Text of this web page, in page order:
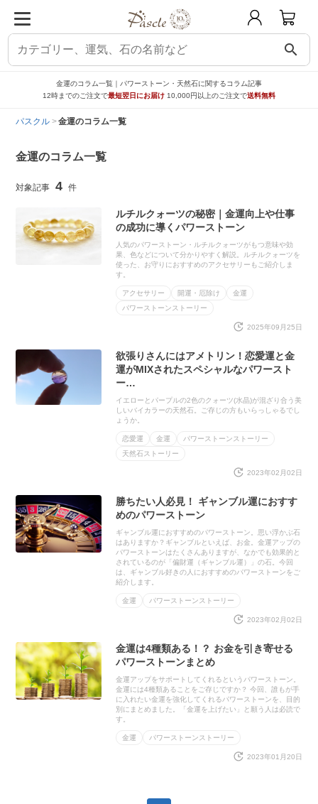
search
金運のコラム一覧｜パワーストーン・天然石に関するコラム記事
12時までのご注文で最短翌日にお届け 10,000円以上のご注文で送料無料
パスクル 金運のコラム一覧
金運のコラム一覧
4
ルチルクォーツの秘密｜金運向上や仕事
の成功に導くパワーストーン
人気のパワーストーン・ルチルクォーツがもつ意味や効
果、色などについて分かりやすく解説。ルチルクォーツを
使った、お守りにおすすめのアクセサリーもご紹介しま
す。
アクセサリー 開運・厄除け
金運
パワーストーンストーリー
2025年09月25日
欲張りさんにはアメトリン！恋愛運と金
運がMIXされたスペシャルなパワースト
ー…
イエローとパープルの2色のクォーツ(水晶)が混ざり合う美
しいバイカラーの天然石。ご存じの方もいらっしゃるでし
ょうか。
恋愛運 金運
パワーストーンストーリー
天然石ストーリー
2023年02月02日
勝ちたい人必見！ ギャンブル運におすす
めのパワーストーン
ギャンブル運におすすめのパワーストーン。思い浮かぶ石
はありますか？ギャンブルといえば、お金。金運アップの
パワーストーンはたくさんありますが、なかでも効果的と
されているのが「偏財運（ギャンブル運）」の石。今回
は、ギャンブル好きの人におすすめのパワーストーンをご
紹介します。
金運 パワーストーンストーリー
2023年02月02日
金運は4種類ある！？ お金を引き寄せる
パワーストーンまとめ
金運アップをサポートしてくれるというパワーストーン。
金運には4種類あることをご存じですか？ 今回、誰もが手
に入れたい金運を強化してくれるパワーストーンを、目的
別にまとめました。「金運を上げたい」と願う人は必読で
す。
金運 パワーストーンストーリー
2023年01月20日